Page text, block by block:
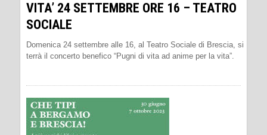
VITA’ 24 SETTEMBRE ORE 16 – TEATRO
SOCIALE
Domenica 24 settembre alle 16, al Teatro Sociale di Brescia, si
terrà il concerto benefico “Pugni di vita ad anime per la vita”.